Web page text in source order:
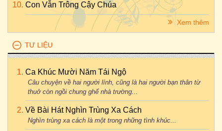
Con Vẫn Trông Cậy Chúa
Xem thêm
TƯ LIỆU
Ca Khúc Mười Năm Tái Ngộ
Câu chuyện về hai người lính, cũng là hai người bạn thân từ
thuở còn ngồi chung ghế nhà trường...
Về Bài Hát Nghìn Trùng Xa Cách
Nghìn trùng xa cách là một trong những tình khúc...